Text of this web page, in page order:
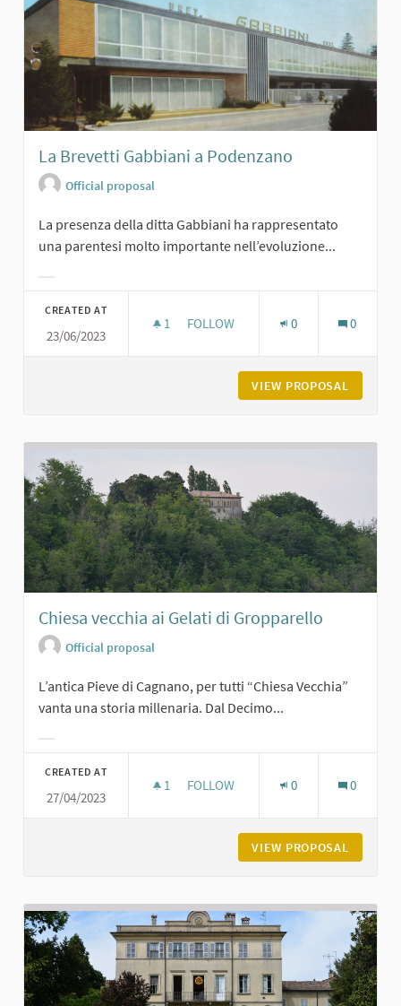
La Brevetti Gabbiani a Podenzano
Official proposal
La presenza della ditta Gabbiani ha rappresentato
una parentesi molto importante nell’evoluzione...
CREATED AT
23/06/2023
1 1 FOLLOWER
FOLLOW 0 0
VIEW PROPOSAL
Chiesa vecchia ai Gelati di Gropparello
Official proposal
L’antica Pieve di Cagnano, per tutti “Chiesa Vecchia”
vanta una storia millenaria. Dal Decimo...
CREATED AT
27/04/2023
1 1 FOLLOWER
FOLLOW 0 0
VIEW PROPOSAL